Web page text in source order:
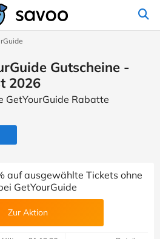
Gutscheine -
2026
GetYourGuide Rabatte
auf ausgewählte Tickets ohne
GetYourGuide
Zur Aktion